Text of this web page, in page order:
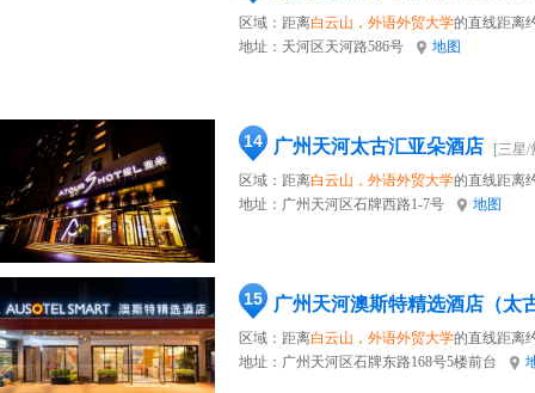
区域：距离白云山，外语外贸大学的直线距离
地址： 天河区天河路586号 地图
14 广州天河太古汇亚朵酒店
[三星/
区域：距离白云山，外语外贸大学的直线距离
地址： 广州天河区石牌西路1-7号 地图
15
区域：距离白云山，外语外贸大学的直线距离
地址： 广州天河区石牌东路168号5楼前台